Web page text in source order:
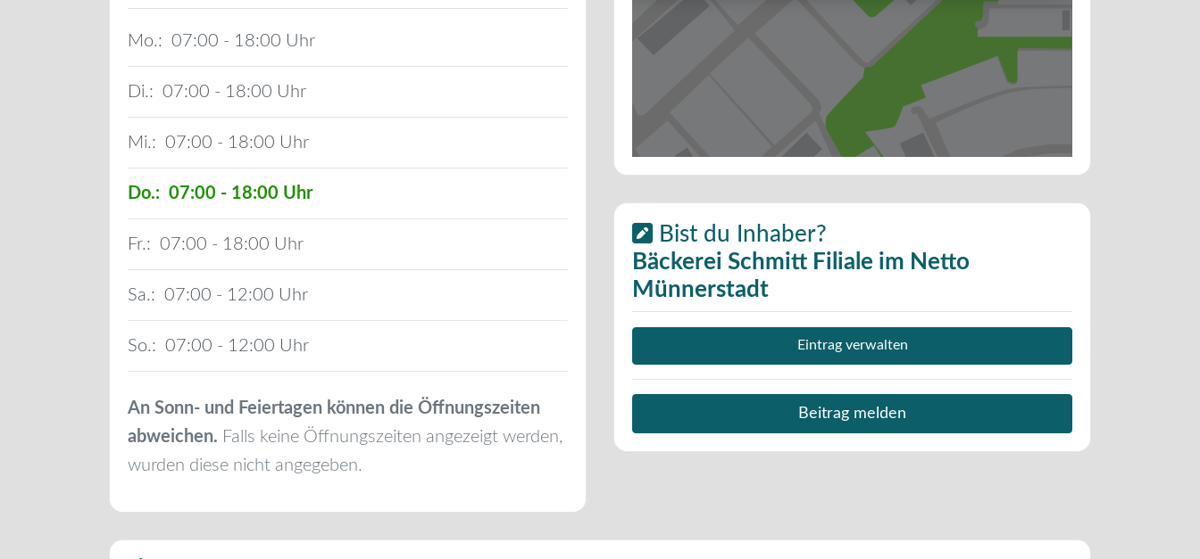
Mo.: 07:00 - 18:00
Di.: 07:00 - 18:00
Mi.: 07:00 - 18:00
Do.: 07:00 - 18:00
Fr.: 07:00 - 18:00
Sa.: 07:00 - 12:00
So.: 07:00 - 12:00
An Sonn- und Feiertagen können die Öffnungszeiten
abweichen. Falls keine Öffnungszeiten angezeigt werden,
wurden diese nicht angegeben.
Bist du Inhaber?
Bäckerei Schmitt Filiale im Netto
Münnerstadt
Eintrag verwalten
Beitrag melden